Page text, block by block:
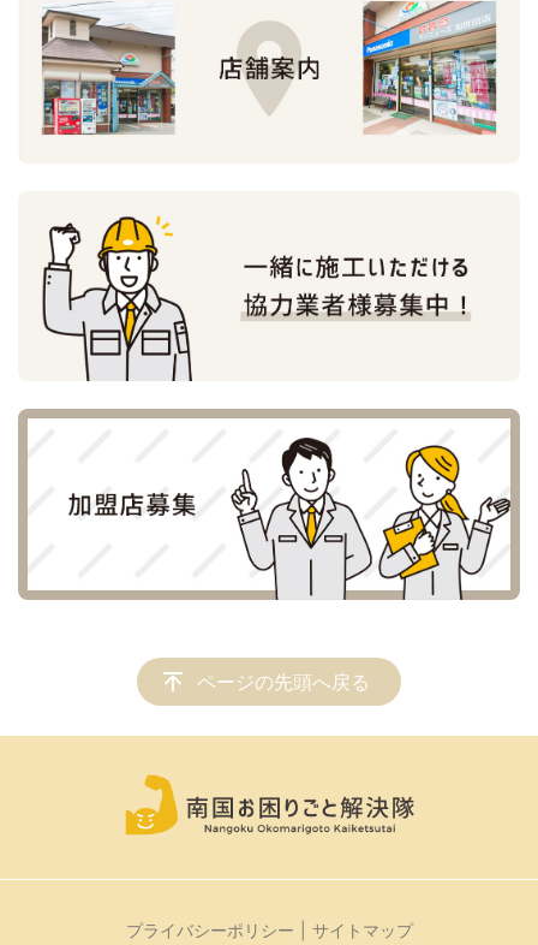
ページの先頭へ戻る
プライバシーポリシー サイトマップ